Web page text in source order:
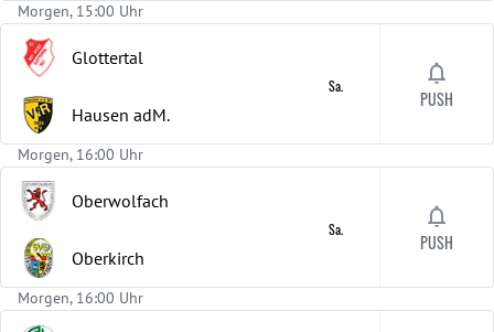
Morgen, 15:00 Uhr
Glottertal
Hausen adM.
Sa.
PUSH
Morgen, 16:00 Uhr
Oberwolfach
Oberkirch
Sa.
PUSH
Morgen, 16:00 Uhr